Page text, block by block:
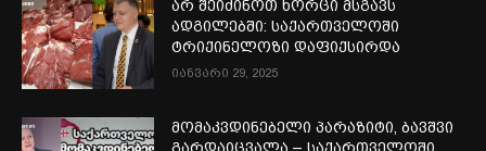
არ შეიძინოთ ხორცი მსგავს
ადგილებში: საქართველოში
ტრიქინელოზი დაფიქსირდა
იანვარი 29, 2025
მომაკვდინებელი პარაზიტი, ბავშვი